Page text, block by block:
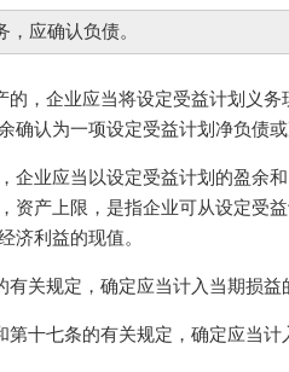
应确认负债。
，企业应当将设定受益计划义务
确认为一项设定受益计划净负债
业应当以设定受益计划的盈余和
资产上限，是指企业可从设定受
济利益的现值。
关规定，确定应当计入当期损益
十七条的有关规定，确定应当计